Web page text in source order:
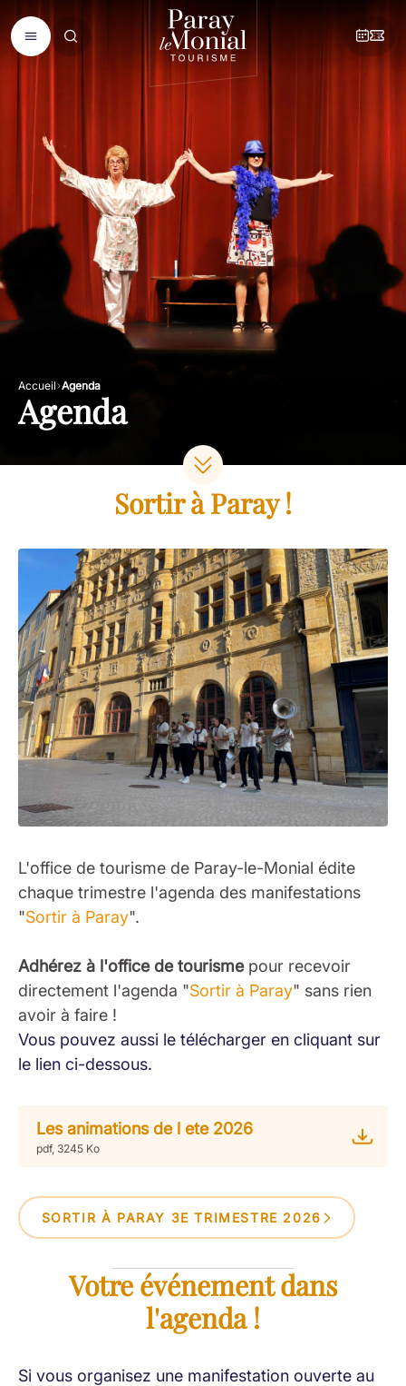
Accueil Agenda
Agenda
Sortir à Paray !
L'office de tourisme de Paray-le-Monial édite
chaque trimestre l'agenda des manifestations
"Sortir à Paray".
Adhérez à l'office de tourismepour recevoir
directement l'agenda "Sortir à Paray" sans rien
avoir à faire !
Vous pouvez aussi le télécharger en cliquant sur
le lien ci-dessous.
Les animations de l ete 2026
pdf, 3245 Ko
SORTIR À PARAY 3E TRIMESTRE 2026
Votre événement dans
l'agenda !
Si vous organisez une manifestation ouverte au